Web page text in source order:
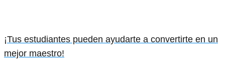
¡Tus estudiantes pueden ayudarte a convertirte en un
mejor maestro!